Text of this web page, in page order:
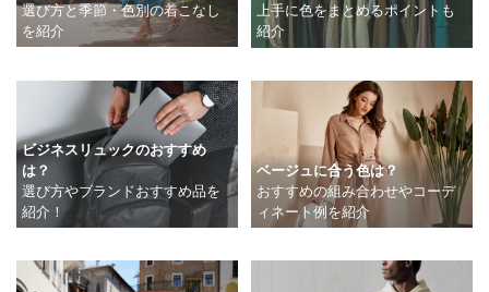
選び方と季節・色別の着こなし
を紹介
上手に色をまとめるポイントも
紹介
ビジネスリュックのおすすめ
は？
選び方やブランドおすすめ品を
紹介！
ベージュに合う色は？
おすすめの組み合わせやコーデ
ィネート例を紹介